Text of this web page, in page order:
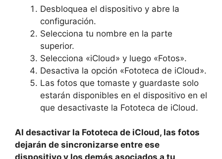
Desbloquea el dispositivo y abre la
⁤configuración.
Selecciona tu nombre en la parte
superior.
Selecciona «iCloud»⁢ y luego «Fotos».
Desactiva la opción «Fototeca de⁢ iCloud».
Las fotos que ‌tomaste y guardaste ‌solo
estarán disponibles en el dispositivo en el
que desactivaste la​ Fototeca de iCloud.
Al desactivar la Fototeca de iCloud, las‌ fotos
dejarán ‌de sincronizarse‌ entre ese
dispositivo y los demás asociados a ⁣tu